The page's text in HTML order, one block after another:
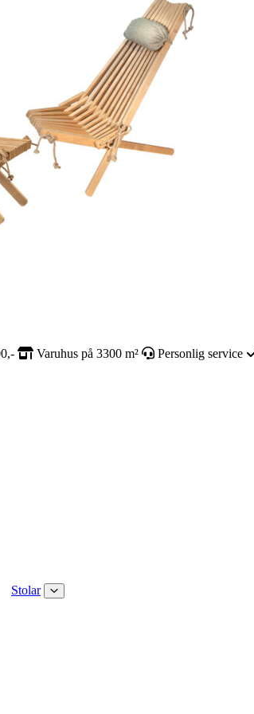
Varuhus på 3300 m² Personlig service
Stolar